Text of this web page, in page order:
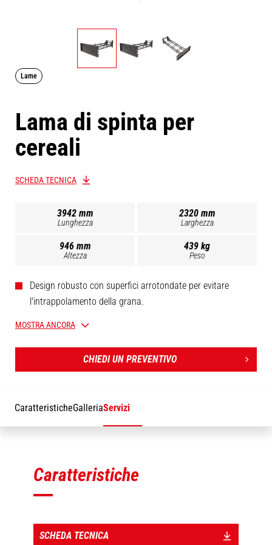
Lame
Lama di spinta per
cereali
SCHEDA TECNICA
3942 mm
Lunghezza
2320 mm
Larghezza
946 mm
Altezza
439 kg
Peso
Design robusto con superfici arrotondate per evitare
l'intrappolamento della grana.
che potrebbero essere danneggiate dall'attacco.
[The 3D picture at the top of this page is the reference BLGP
2320 / 3900 - 52812920].
MOSTRA ANCORA
CHIEDI UN PREVENTIVO
CaratteristicheGalleriaServizi
Caratteristiche
SCHEDA TECNICA